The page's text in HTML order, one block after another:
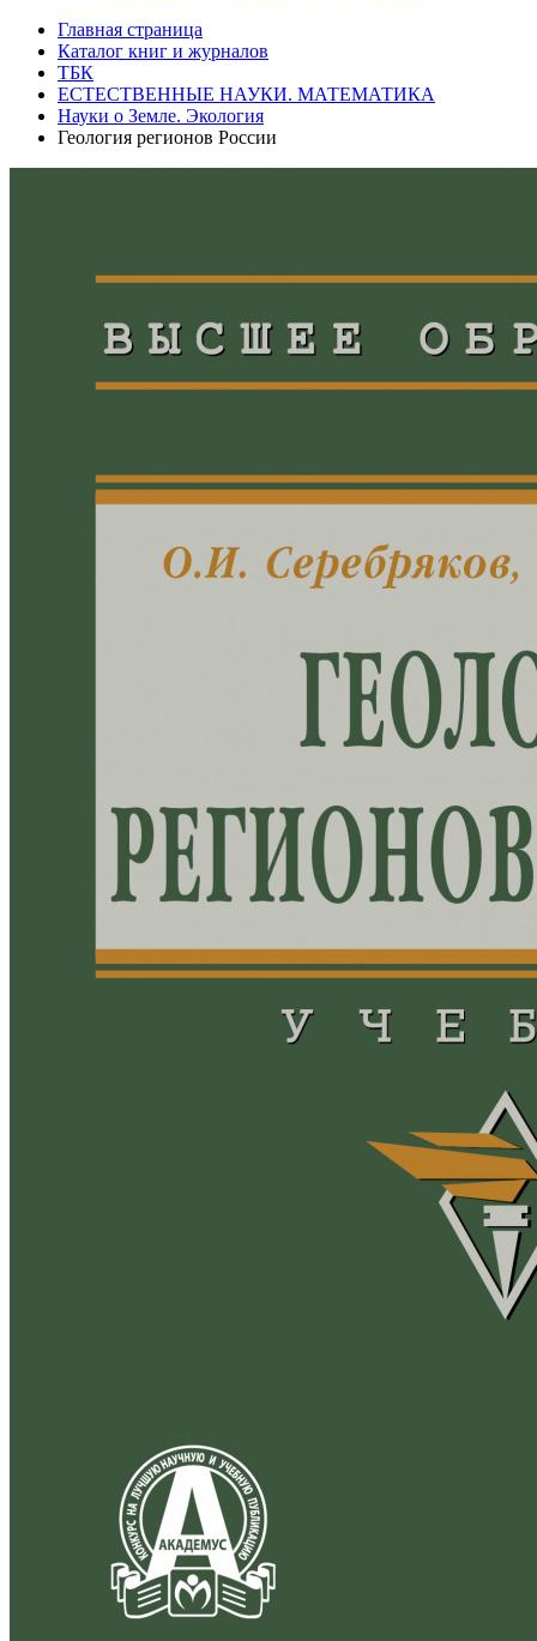
Главная страница
Каталог книг и журналов
ТБК
ЕСТЕСТВЕННЫЕ НАУКИ. МАТЕМАТИКА
Науки о Земле. Экология
Геология регионов России